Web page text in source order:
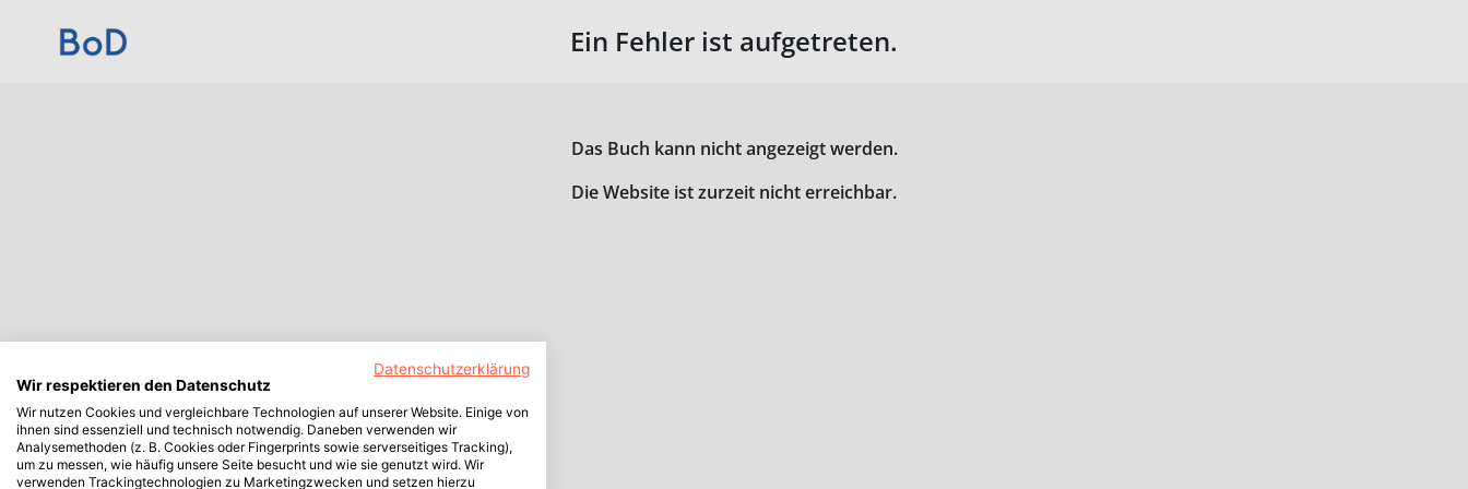
Ein Fehler ist aufgetreten.
Das Buch kann nicht angezeigt werden.
Die Website ist zurzeit nicht erreichbar.
Datenschutzerklärung
Wir respektieren den Datenschutz
Wir nutzen Cookies und vergleichbare Technologien auf unserer Website. Einige von
ihnen sind essenziell und technisch notwendig. Daneben verwenden wir
Analysemethoden (z. B. Cookies oder Fingerprints sowie serverseitiges Tracking),
um zu messen, wie häufig unsere Seite besucht und wie sie genutzt wird. Wir
verwenden Trackingtechnologien zu Marketingzwecken und setzen hierzu